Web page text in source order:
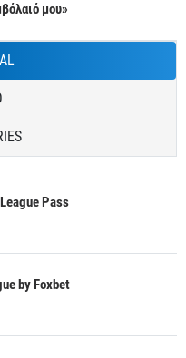
μου»
Pass
by Foxbet